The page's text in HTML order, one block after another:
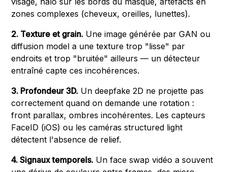
zones complexes (cheveux, oreilles, lunettes).
2. Texture et grain. Une image générée par GAN ou
diffusion model a une texture trop "lisse" par
endroits et trop "bruitée" ailleurs — un détecteur
entraîné capte ces incohérences.
3. Profondeur 3D. Un deepfake 2D ne projette pas
correctement quand on demande une rotation :
front parallax, ombres incohérentes. Les capteurs
FaceID (iOS) ou les caméras structured light
détectent l'absence de relief.
4. Signaux temporels. Un face swap vidéo a souvent